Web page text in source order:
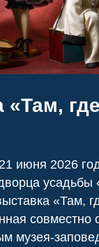
«Там,
июня 2026
усадьбы
«Там,
совместно
музея-